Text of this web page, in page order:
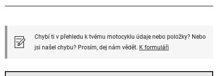
Chybí ti v přehledu k tvému motocyklu údaje nebo položky? Nebo
jsi našel chybu? Prosím, dej nám vědět. K formuláři